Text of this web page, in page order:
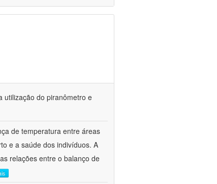
utilização do piranômetro e
de temperatura entre áreas
e a saúde dos indivíduos. A
relações entre o balanço de